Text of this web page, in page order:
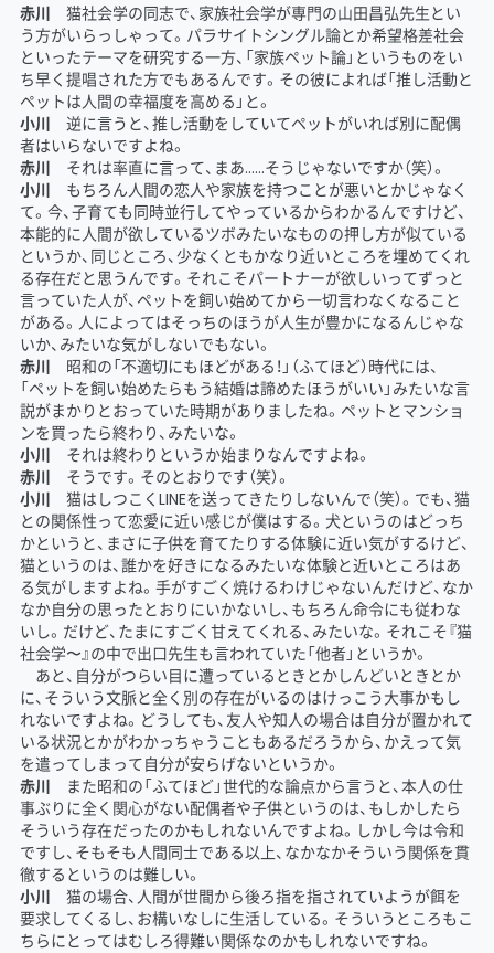
赤川 猫社会学の同志で、家族社会学が専門の山田昌弘先生とい
う方がいらっしゃって。パラサイトシングル論とか希望格差社会
といったテーマを研究する一方、「家族ペット論」というものをい
ち早く提唱された方でもあるんです。その彼によれば「推し活動と
ペットは人間の幸福度を高める」と。
小川 逆に言うと、推し活動をしていてペットがいれば別に配偶
者はいらないですよね。
赤川 それは率直に言って、まあ……そうじゃないですか（笑）。
小川 もちろん人間の恋人や家族を持つことが悪いとかじゃなく
て。今、子育ても同時並行してやっているからわかるんですけど、
本能的に人間が欲しているツボみたいなものの押し方が似ている
というか、同じところ、少なくともかなり近いところを埋めてくれ
る存在だと思うんです。それこそパートナーが欲しいってずっと
言っていた人が、ペットを飼い始めてから一切言わなくなること
がある。人によってはそっちのほうが人生が豊かになるんじゃな
いか、みたいな気がしないでもない。
赤川 昭和の「不適切にもほどがある！」（ふてほど）時代には、
「ペットを飼い始めたらもう結婚は諦めたほうがいい」みたいな言
説がまかりとおっていた時期がありましたね。ペットとマンショ
ンを買ったら終わり、みたいな。
小川 それは終わりというか始まりなんですよね。
赤川 そうです。そのとおりです（笑）。
小川 猫はしつこくLINEを送ってきたりしないんで（笑）。でも、猫
との関係性って恋愛に近い感じが僕はする。犬というのはどっち
かというと、まさに子供を育てたりする体験に近い気がするけど、
猫というのは、誰かを好きになるみたいな体験と近いところはあ
る気がしますよね。手がすごく焼けるわけじゃないんだけど、なか
なか自分の思ったとおりにいかないし、もちろん命令にも従わな
いし。だけど、たまにすごく甘えてくれる、みたいな。それこそ『猫
社会学〜』の中で出口先生も言われていた「他者」というか。
あと、自分がつらい目に遭っているときとかしんどいときとか
に、そういう文脈と全く別の存在がいるのはけっこう大事かもし
れないですよね。どうしても、友人や知人の場合は自分が置かれて
いる状況とかがわかっちゃうこともあるだろうから、かえって気
を遣ってしまって自分が安らげないというか。
赤川 また昭和の「ふてほど」世代的な論点から言うと、本人の仕
事ぶりに全く関心がない配偶者や子供というのは、もしかしたら
そういう存在だったのかもしれないんですよね。しかし今は令和
ですし、そもそも人間同士である以上、なかなかそういう関係を貫
徹するというのは難しい。
小川 猫の場合、人間が世間から後ろ指を指されていようが餌を
要求してくるし、お構いなしに生活している。そういうところもこ
ちらにとってはむしろ得難い関係なのかもしれないですね。